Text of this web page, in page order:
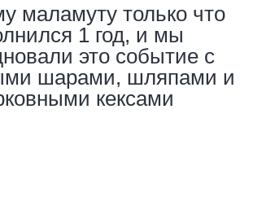
маламуту только что
1 год, и мы
это событие с
шарами, шляпами и
кексами